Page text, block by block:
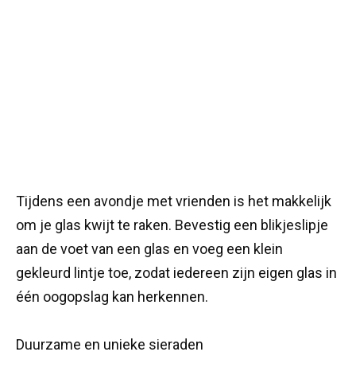
Tijdens een avondje met vrienden is het makkelijk
om je glas kwijt te raken. Bevestig een blikjeslipje
aan de voet van een glas en voeg een klein
gekleurd lintje toe, zodat iedereen zijn eigen glas in
één oogopslag kan herkennen.
Duurzame en unieke sieraden